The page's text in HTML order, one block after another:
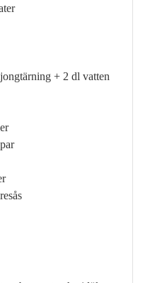
+ 2 dl vatten